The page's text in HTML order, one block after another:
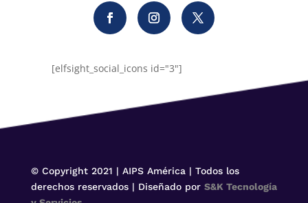
[elfsight_social_icons id="3"]
© Copyright 2021 | AIPS América | Todos los
derechos reservados | Diseñado por S&K Tecnología